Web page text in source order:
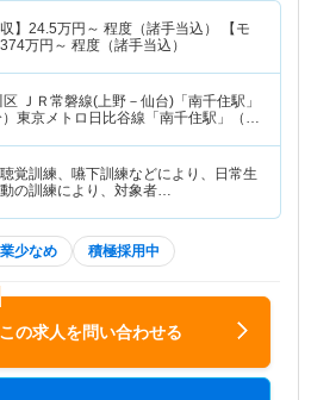
】 24.5万円～ 程度（諸手当込） 【モ
374万円～ 程度（諸手当込）
区 ＪＲ常磐線(上野－仙台)「南千住駅」
）東京メトロ日比谷線「南千住駅」（徒
覚訓練、嚥下訓練などにより、日常生
の訓練により、対象者…
少なめ 積極採用中
この求人を問い合わせる